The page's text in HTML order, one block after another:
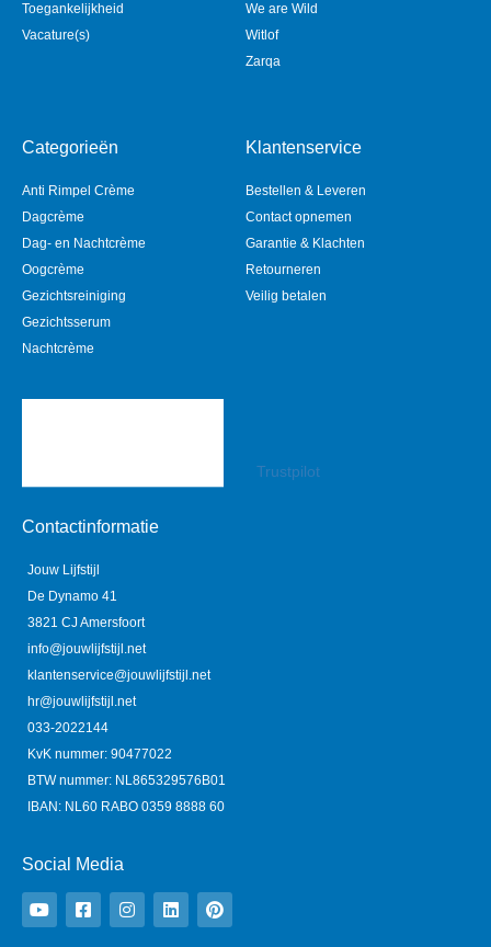
Toegankelijkheid
Vacature(s)
We are Wild
Witlof
Zarqa
Categorieën
Anti Rimpel Crème
Dagcrème
Dag- en Nachtcrème
Oogcrème
Gezichtsreiniging
Gezichtsserum
Nachtcrème
Klantenservice
Bestellen & Leveren
Contact opnemen
Garantie & Klachten
Retourneren
Veilig betalen
Trustpilot
Contactinformatie
Jouw Lijfstijl
De Dynamo 41
3821 CJ Amersfoort
info@jouwlijfstijl.net
klantenservice@jouwlijfstijl.net
hr@jouwlijfstijl.net
033-2022144
KvK nummer: 90477022
BTW nummer: NL865329576B01
IBAN: NL60 RABO 0359 8888 60
Social Media
o
u
t
a
c
e
n
s
t
i
n
k
i
n
t